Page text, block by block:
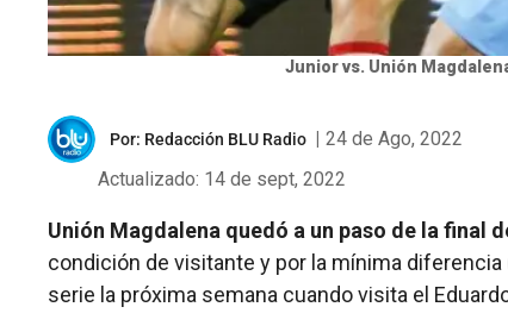
Junior vs. Unión
Por: Redacción BLU Radio
24 de Ago, 2022
Actualizado: 14 de sept, 2022
Unión Magdalena quedó a un paso de la final
condición de visitante y por la mínima
serie la próxima semana cuando visita el